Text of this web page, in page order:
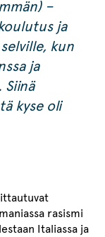
–
ja
kun
ja
kyse oli
rasismi
Italiassa ja